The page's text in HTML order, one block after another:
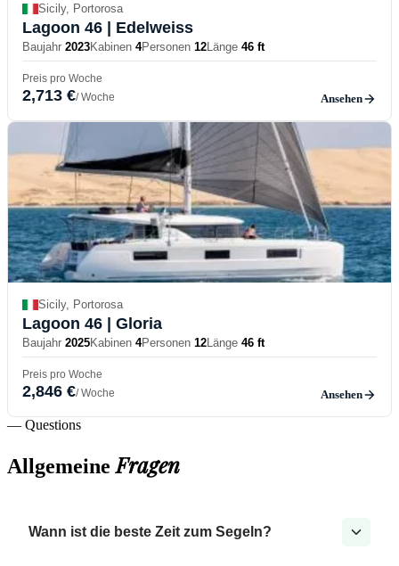
Sicily, Portorosa
Lagoon 46 | Edelweiss
Baujahr 2023Kabinen 4Personen 12Länge 46 ft
Preis pro Woche
2,713 €/ Woche Ansehen
Sicily, Portorosa
Lagoon 46 | Gloria
Baujahr 2025Kabinen 4Personen 12Länge 46 ft
Preis pro Woche
2,846 €/ Woche Ansehen
— Questions
AllgemeineFragen
Wann ist die beste Zeit zum Segeln?